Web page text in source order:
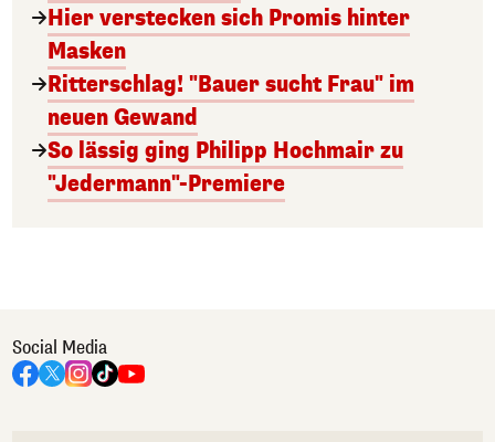
Hier verstecken sich Promis hinter
Masken
Ritterschlag! "Bauer sucht Frau" im
neuen Gewand
So lässig ging Philipp Hochmair zu
"Jedermann"-Premiere
Social Media